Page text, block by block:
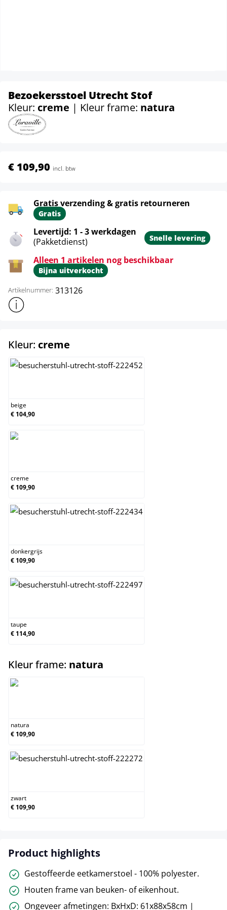
Bezoekersstoel Utrecht Stof
Kleur: creme | Kleur frame: natura
€ 109,90 incl. btw
Gratis verzending & gratis retourneren
Gratis
Levertijd: 1 - 3 werkdagen
(Pakketdienst)
Snelle levering
Alleen 1 artikelen nog beschikbaar
Bijna uitverkocht
Artikelnummer: 313126
Toon meer productinformatie
Kleur: creme
beige
€ 104,90
creme
€ 109,90
donkergrijs
€ 109,90
taupe
€ 114,90
Kleur frame: natura
natura
€ 109,90
zwart
€ 109,90
Product highlights
Gestoffeerde eetkamerstoel - 100% polyester.
Houten frame van beuken- of eikenhout.
Ongeveer afmetingen: BxHxD: 61x88x58cm |